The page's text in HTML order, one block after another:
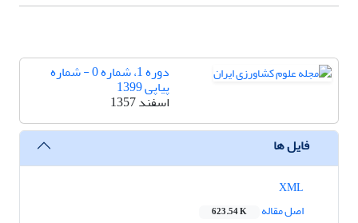
دوره 1، شماره 0 - شماره
پیاپی 1399
اسفند 1357
فایل ها
اصل مقاله
623.54 K